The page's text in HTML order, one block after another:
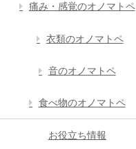
痛み・感覚のオノマトペ
衣類のオノマトペ
音のオノマトペ
食べ物のオノマトペ
お役立ち情報